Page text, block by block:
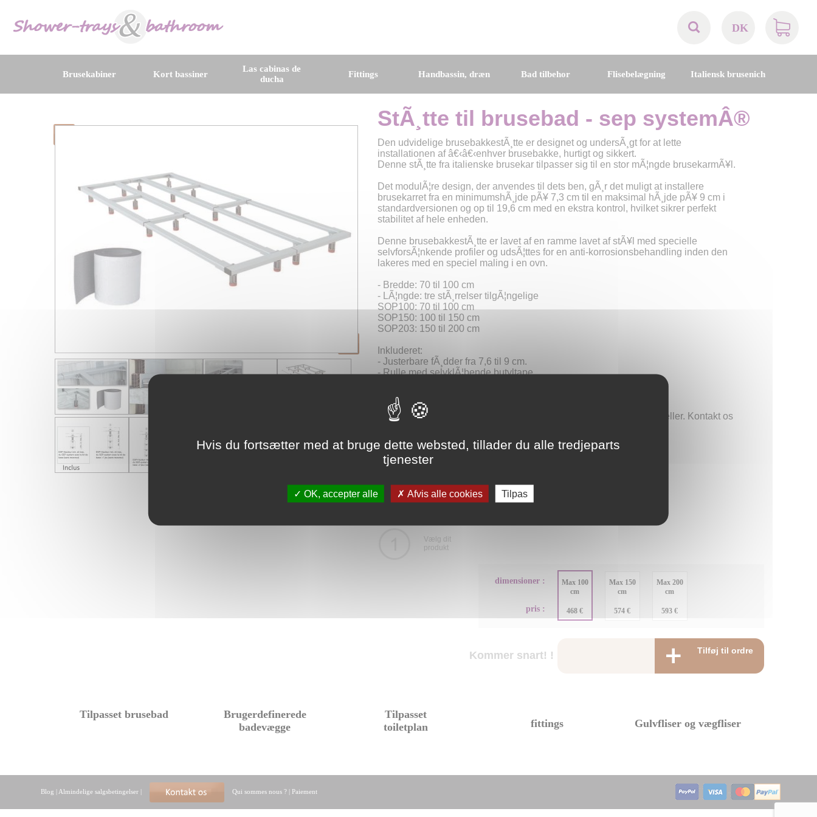
DK
BE
CH
DE
Brusekabiner Kort bassiner
Las cabinas de
ducha
Fittings Handbassin, dræn Bad tilbehor Flisebelægning Italiensk brusenich
StÃ¸tte til brusebad - sep systemÂ®
Den udvidelige brusebakkestÃ¸tte er designet og undersÃ¸gt for at lette
installationen af â€‹â€‹enhver brusebakke, hurtigt og sikkert.
Denne stÃ¸tte fra italienske brusekar tilpasser sig til en stor mÃ¦ngde brusekarmÃ¥l.
Det modulÃ¦re design, der anvendes til dets ben, gÃ¸r det muligt at installere
brusekarret fra en minimumshÃ¸jde pÃ¥ 7,3 cm til en maksimal hÃ¸jde pÃ¥ 9 cm i
standardversionen og op til 19,6 cm med en ekstra kontrol, hvilket sikrer perfekt
stabilitet af hele enheden.
Denne brusebakkestÃ¸tte er lavet af en ramme lavet af stÃ¥l med specielle
selvforsÃ¦nkende profiler og udsÃ¦ttes for en anti-korrosionsbehandling inden den
lakeres med en speciel maling i en ovn.
- Bredde: 70 til 100 cm
- LÃ¦ngde: tre stÃ¸rrelser tilgÃ¦ngelige
SOP100: 70 til 100 cm
SOP150: 100 til 150 cm
SOP203: 150 til 200 cm
Inkluderet:
- Justerbare fÃ¸dder fra 7,6 til 9 cm.
- Rulle med selvklÃ¦bende butyltape.
OBS! BrusebakkestÃ¸ttesystemet er ikke kompatibelt med alle modeller. Kontakt os
Vælg dit
produkt
dimensioner :
pris :
Max 100
cm
468 €
Max 150
cm
574 €
Max 200
cm
593 €
Kommer snart! ! Tilføj til ordre
Tilpasset brusebad
Brugerdefinerede
badevægge
Tilpasset
toiletplan
fittings Gulvfliser og vægfliser
Blog | Almindelige salgsbetingelser | Qui sommes nous ? | Paiement
Hvis du fortsætter med at bruge dette websted, tillader du alle tredjeparts
tjenester
OK, accepter alle Afvis alle cookies Tilpas